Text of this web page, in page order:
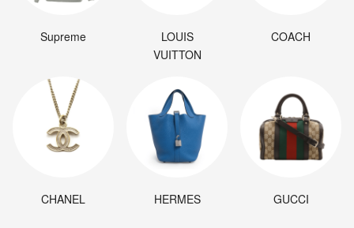
Supreme
LOUIS
VUITTON
COACH
CHANEL HERMES GUCCI